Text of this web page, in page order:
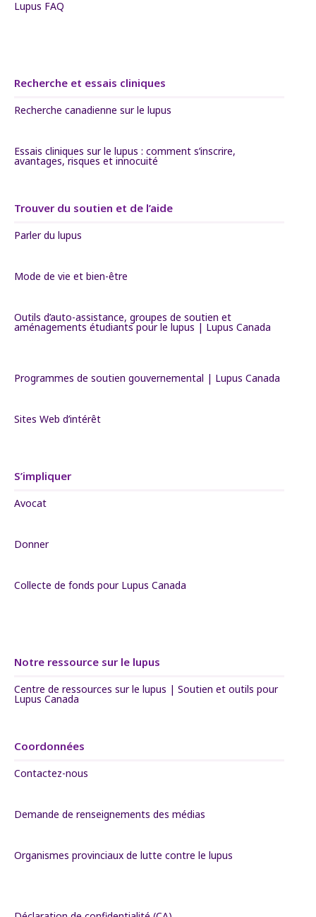
Lupus FAQ
Recherche et essais cliniques
Recherche canadienne sur le lupus
Essais cliniques sur le lupus : comment s’inscrire,
avantages, risques et innocuité
Trouver du soutien et de l’aide
Parler du lupus
Mode de vie et bien-être
Outils d’auto-assistance, groupes de soutien et
aménagements étudiants pour le lupus | Lupus Canada
Programmes de soutien gouvernemental | Lupus Canada
Sites Web d’intérêt
S’impliquer
Avocat
Donner
Collecte de fonds pour Lupus Canada
Notre ressource sur le lupus
Centre de ressources sur le lupus | Soutien et outils pour
Lupus Canada
Coordonnées
Contactez-nous
Demande de renseignements des médias
Organismes provinciaux de lutte contre le lupus